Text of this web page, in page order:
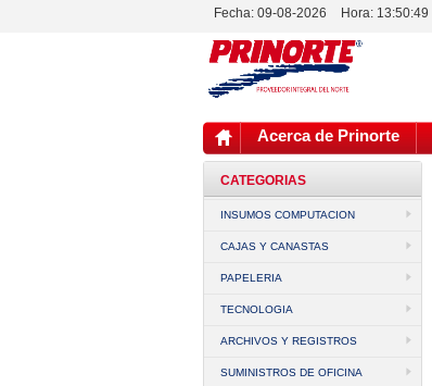
Fecha: 09-08-2026 Hora: 13:50:49
Acerca de Prinorte
CATEGORIAS
INSUMOS COMPUTACION
CAJAS Y CANASTAS
PAPELERIA
TECNOLOGIA
ARCHIVOS Y REGISTROS
SUMINISTROS DE OFICINA